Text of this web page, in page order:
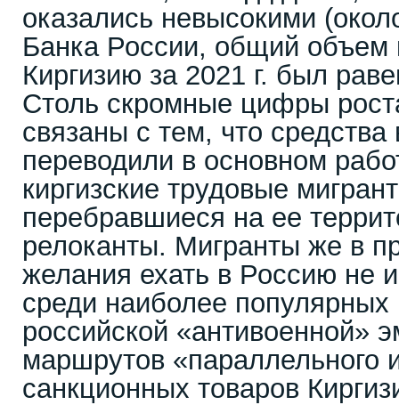
оказались невысокими
Банка России, общий объем
Киргизию за 2021 г. был
Столь скромные цифры
связаны с тем, что средства
переводили в основном
киргизские трудовые
перебравшиеся на ее
релоканты. Мигранты же в
желания ехать в Россию не
среди наиболее популярных
российской «антивоенной»
маршрутов «параллельного
санкционных товаров